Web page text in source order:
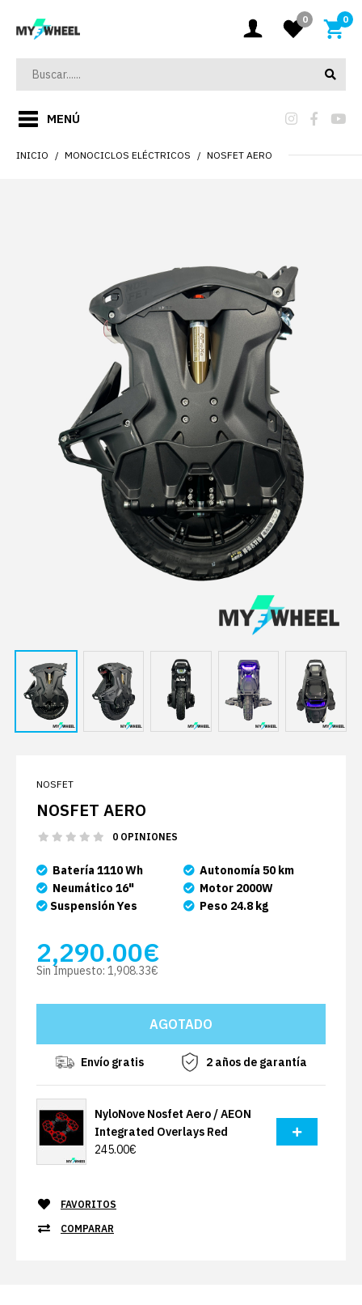
0 0
MENÚ
INICIO MONOCICLOS ELÉCTRICOS NOSFET AERO
NOSFET
NOSFET AERO
0 OPINIONES
Batería 1110 Wh
Neumático 16"
Suspensión Yes
Autonomía 50 km
Motor 2000W
Peso 24.8 kg
2,290.00€
Sin Impuesto: 1,908.33€
Envío gratis 2 años de garantía
NyloNove Nosfet Aero / AEON
Integrated Overlays Red
245.00€
FAVORITOS
COMPARAR